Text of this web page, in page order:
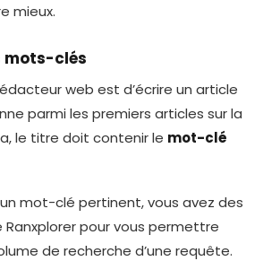
mieux.
mots-clés
web est d’écrire un article
parmi les premiers articles sur la
le titre doit contenir le mot-clé
mot-clé pertinent, vous avez des
pour vous permettre
de recherche d’une requête.